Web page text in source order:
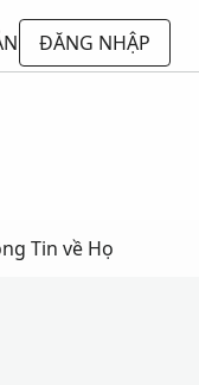
ĐĂNG NHẬP
Tin về Họ